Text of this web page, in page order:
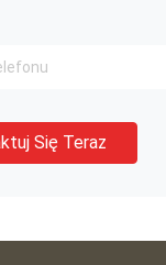
Się Teraz